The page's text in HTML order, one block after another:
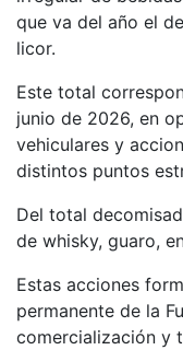
que va del año el
licor.
Este total
junio de 2026, en
vehiculares y
distintos puntos
Del total
de whisky, guaro,
Estas acciones
permanente de la
comercialización y